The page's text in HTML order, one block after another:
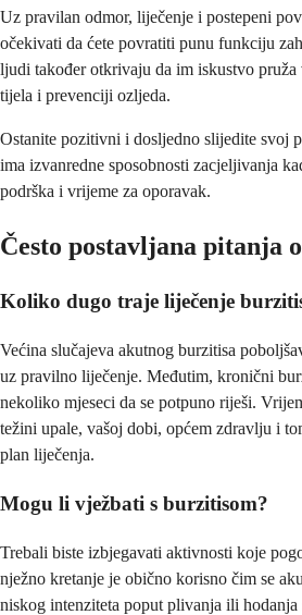
Uz pravilan odmor, liječenje i postepeni
očekivati da ćete povratiti punu funkciju
ljudi također otkrivaju da im iskustvo
tijela i prevenciji ozljeda.
Ostanite pozitivni i dosljedno slijedite svoj
ima izvanredne sposobnosti zacjeljivanja
podrška i vrijeme za oporavak.
Često postavljana pitanja
Koliko dugo traje liječenje
Većina slučajeva akutnog burzitisa
uz pravilno liječenje. Međutim, kronični
nekoliko mjeseci da se potpuno riješi.
težini upale, vašoj dobi, općem zdravlju i
plan liječenja.
Mogu li vježbati s burzitisom?
Trebali biste izbjegavati aktivnosti koje
nježno kretanje je obično korisno čim se
niskog intenziteta poput plivanja ili hodanja